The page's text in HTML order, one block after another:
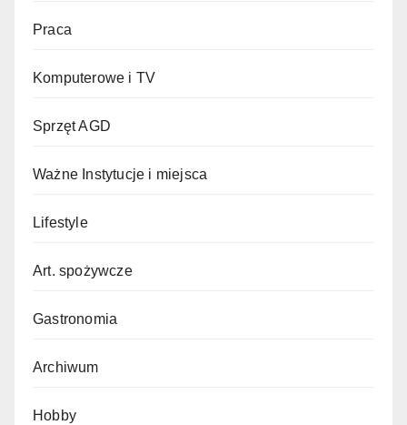
Praca
Komputerowe i TV
Sprzęt AGD
Ważne Instytucje i miejsca
Lifestyle
Art. spożywcze
Gastronomia
Archiwum
Hobby